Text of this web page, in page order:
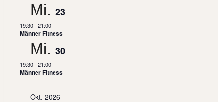
Mi. 23
19:30- 21:00
Männer Fitness
Mi. 30
19:30- 21:00
Männer Fitness
Okt. 2026